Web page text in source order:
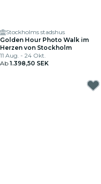
Stockholms stadshus
Golden Hour Photo Walk im
Herzen von Stockholm
11 Aug. - 24 Okt.
Ab 1.398,50 SEK